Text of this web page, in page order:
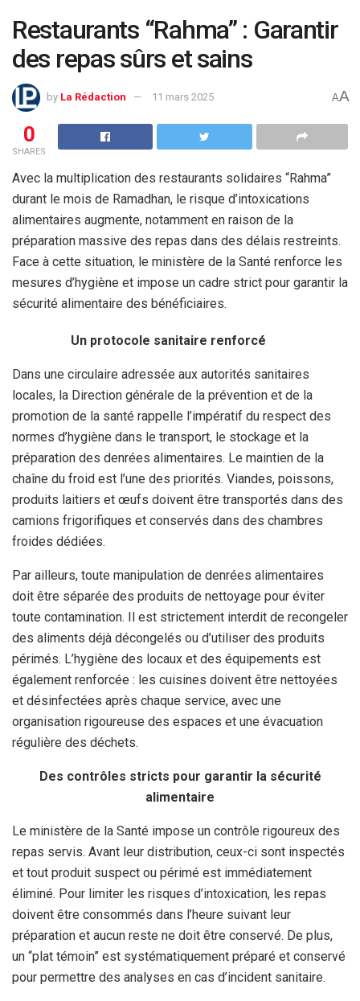
Restaurants “Rahma” : Garantir
des repas sûrs et sains
by La Rédaction 11 mars 2025 AA
0
SHARES
Avec la multiplication des restaurants solidaires “Rahma”
durant le mois de Ramadhan, le risque d’intoxications
alimentaires augmente, notamment en raison de la
préparation massive des repas dans des délais restreints.
Face à cette situation, le ministère de la Santé renforce les
mesures d’hygiène et impose un cadre strict pour garantir la
sécurité alimentaire des bénéficiaires.
Un protocole sanitaire renforcé
Dans une circulaire adressée aux autorités sanitaires
locales, la Direction générale de la prévention et de la
promotion de la santé rappelle l’impératif du respect des
normes d’hygiène dans le transport, le stockage et la
préparation des denrées alimentaires. Le maintien de la
chaîne du froid est l’une des priorités. Viandes, poissons,
produits laitiers et œufs doivent être transportés dans des
camions frigorifiques et conservés dans des chambres
froides dédiées.
Par ailleurs, toute manipulation de denrées alimentaires
doit être séparée des produits de nettoyage pour éviter
toute contamination. Il est strictement interdit de recongeler
des aliments déjà décongelés ou d’utiliser des produits
périmés. L’hygiène des locaux et des équipements est
également renforcée : les cuisines doivent être nettoyées
et désinfectées après chaque service, avec une
organisation rigoureuse des espaces et une évacuation
régulière des déchets.
Des contrôles stricts pour garantir la sécurité
alimentaire
Le ministère de la Santé impose un contrôle rigoureux des
repas servis. Avant leur distribution, ceux-ci sont inspectés
et tout produit suspect ou périmé est immédiatement
éliminé. Pour limiter les risques d’intoxication, les repas
doivent être consommés dans l’heure suivant leur
préparation et aucun reste ne doit être conservé. De plus,
un “plat témoin” est systématiquement préparé et conservé
pour permettre des analyses en cas d’incident sanitaire.